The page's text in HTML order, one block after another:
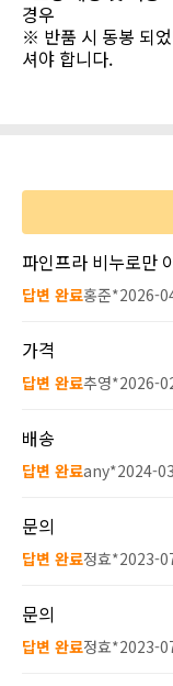
경우
※ 반품 시 동봉 되
셔야 합니다.
파인프라 비누로만
답변 완료홍준*2026-
가격
답변 완료추영*2026-
배송
답변 완료any*2024-
문의
답변 완료정효*2023-
문의
답변 완료정효*2023-